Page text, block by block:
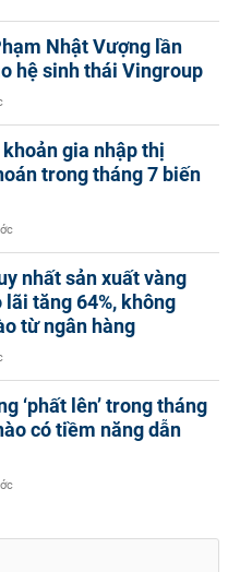
Nhật Vượng lần
hệ sinh thái Vingroup
gia nhập thị
trong tháng 7 biến
nhất sản xuất vàng
tăng 64%, không
từ ngân hàng
‘phất lên’ trong tháng
có tiềm năng dẫn